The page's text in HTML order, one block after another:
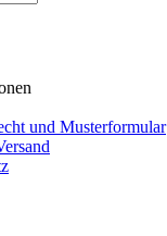
und Musterformular